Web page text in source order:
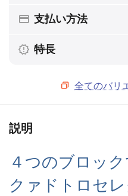
支払い方法
特長
全てのバリ
説明
４つのブロッ
クァドトロセレ